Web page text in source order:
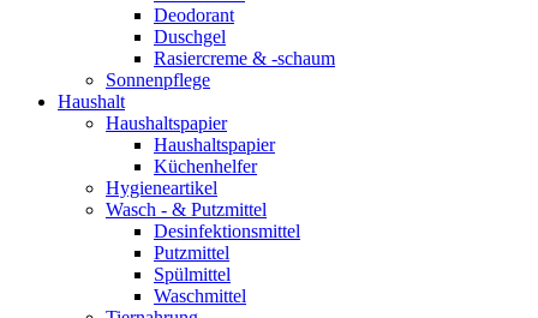
Deodorant
Duschgel
Rasiercreme & -schaum
Sonnenpflege
Haushalt
Haushaltspapier
Haushaltspapier
Küchenhelfer
Hygieneartikel
Wasch - & Putzmittel
Desinfektionsmittel
Putzmittel
Spülmittel
Waschmittel